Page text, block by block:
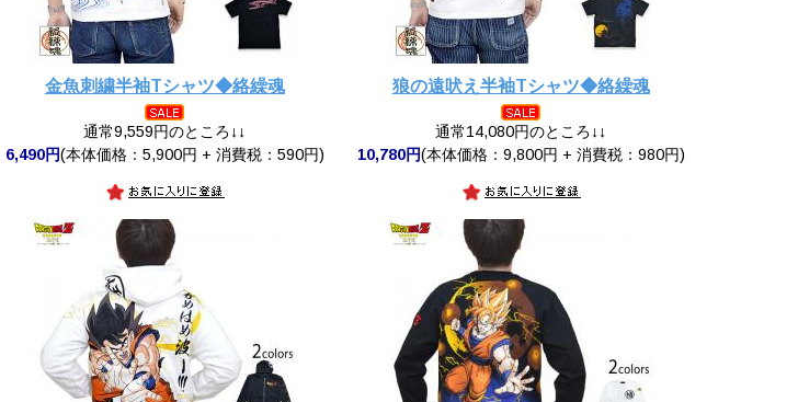
金魚刺繍半袖Tシャツ◆絡繰魂
通常9,559円のところ↓↓
6,490円(本体価格：5,900円 + 消費税：590円)
狼の遠吠え半袖Tシャツ◆絡繰魂
通常14,080円のところ↓↓
10,780円(本体価格：9,800円 + 消費税：980円)